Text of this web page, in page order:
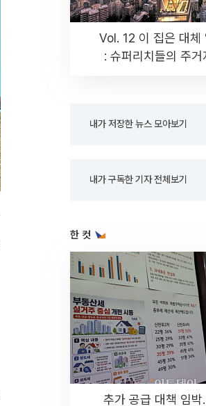
Vol. 12 이 집은 대체
: 슈퍼리치들의 주
내가 저장한 뉴스 모아보기
내가 구독한 기자 전체보기
한 컷
추가 공급 대책 임